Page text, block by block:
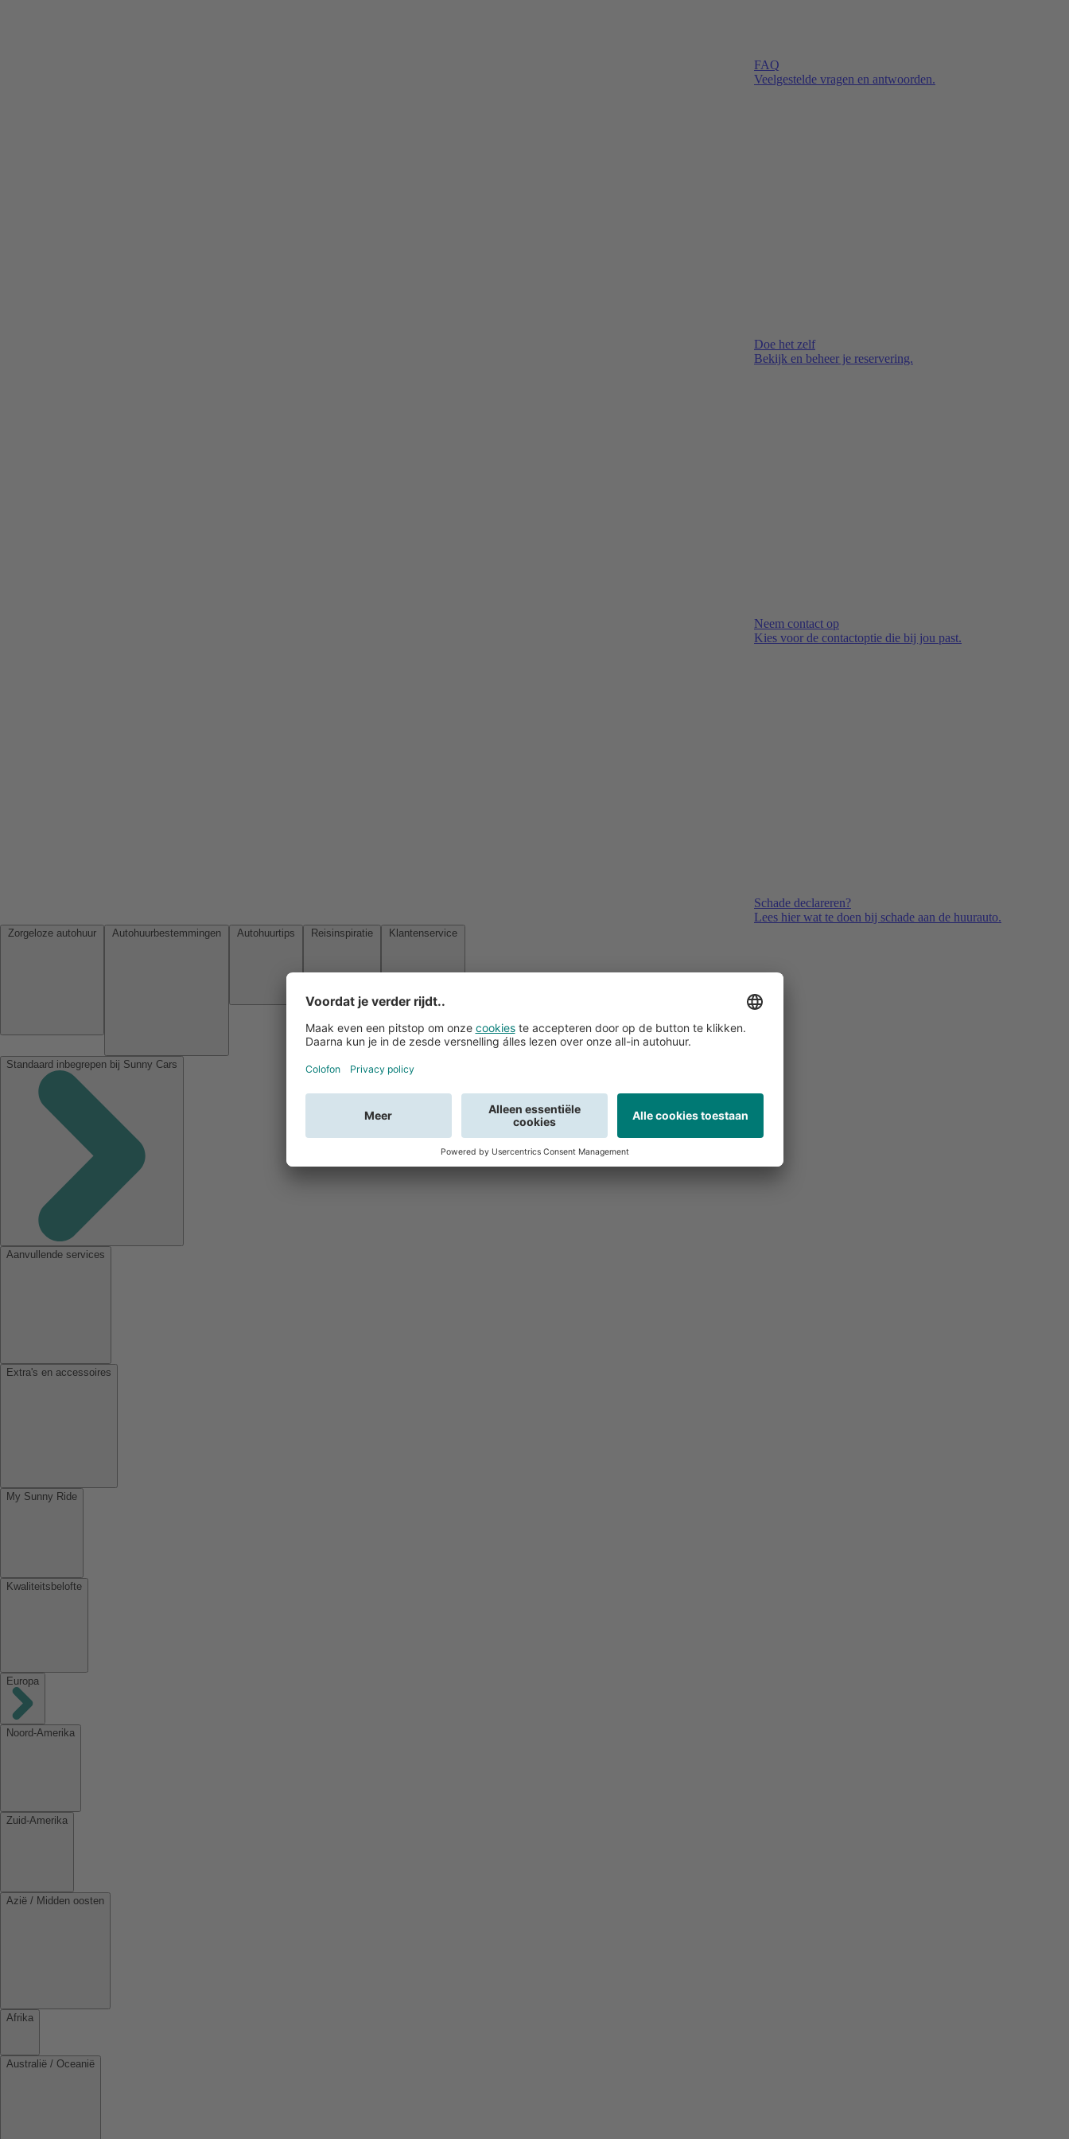
FAQ
Veelgestelde vragen en antwoorden.
Doe het zelf
Bekijk en beheer je reservering.
Neem contact op
Kies voor de contactoptie die bij jou past.
Schade declareren?
Lees hier wat te doen bij schade aan de huurauto.
Standaard inbegrepen bij Sunny Cars
Aanvullende services
Extra's en accessoires
My Sunny Ride
Kwaliteitsbelofte
Europa
Noord-Amerika
Zuid-Amerika
Azië / Midden oosten
Afrika
Australië / Oceanië